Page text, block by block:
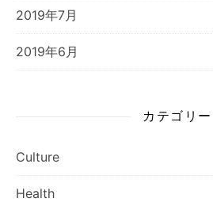
2019年7月
2019年6月
カテゴリー
Culture
Health